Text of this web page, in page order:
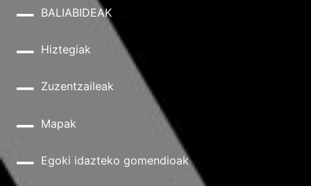
BALIABIDEAK
Hiztegiak
Zuzentzaileak
Mapak
Egoki idazteko gomendioak